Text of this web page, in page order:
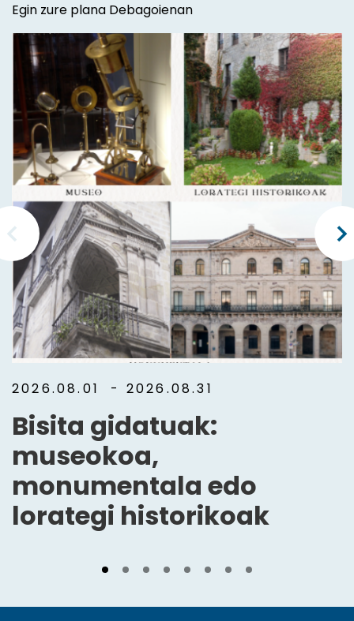
Egin zure plana Debagoienan
2026.08.01 - 2026.08.31
Bisita gidatuak:
museokoa,
monumentala edo
lorategi historikoak